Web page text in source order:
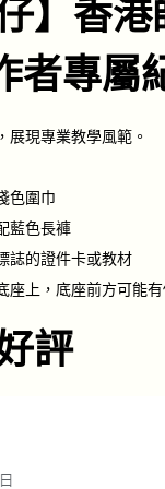
】香
者專屬
展現專業教學風範。
色圍巾
藍色長褲
誌的證件卡或教材
上，底座前方可能
評